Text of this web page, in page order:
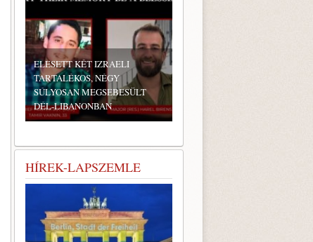
ELESETT KÉT IZRAELI
TARTALÉKOS, NÉGY
SÚLYOSAN MEGSEBESÜLT
DÉL-LIBANONBAN
HÍREK-LAPSZEMLE